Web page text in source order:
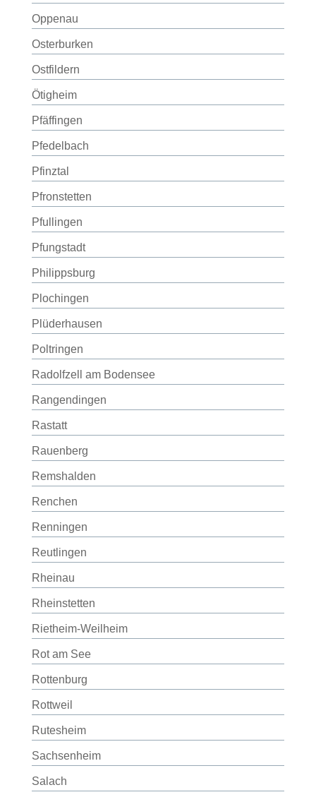
Oppenau
Osterburken
Ostfildern
Ötigheim
Pfäffingen
Pfedelbach
Pfinztal
Pfronstetten
Pfullingen
Pfungstadt
Philippsburg
Plochingen
Plüderhausen
Poltringen
Radolfzell am Bodensee
Rangendingen
Rastatt
Rauenberg
Remshalden
Renchen
Renningen
Reutlingen
Rheinau
Rheinstetten
Rietheim-Weilheim
Rot am See
Rottenburg
Rottweil
Rutesheim
Sachsenheim
Salach